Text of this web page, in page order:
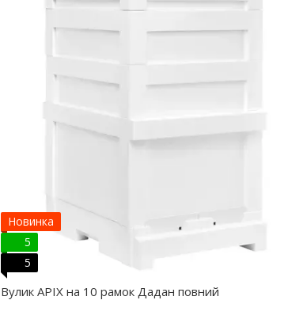
Новинка
5
5
Вулик APIX на 10 рамок Дадан повний